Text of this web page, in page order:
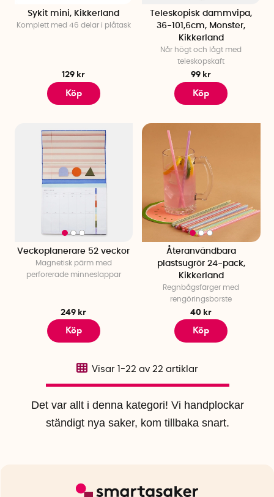
Sykit mini, Kikkerland
Komplett med 46 delar i plåtask
129 kr
Köp
Teleskopisk dammvipa,
36-101,6cm, Monster,
Kikkerland
Når högt och lågt med
teleskopskaft
99 kr
Köp
Veckoplanerare 52 veckor
Magnetisk pärm med
perforerade minneslappar
249 kr
Köp
Återanvändbara
plastsugrör 24-pack,
Kikkerland
Regnbågsfärger med
rengöringsborste
40 kr
Köp
Det var allt i denna kategori! Vi handplockar
ständigt nya saker, kom tillbaka snart.
Visar 1-22 av 22 artiklar